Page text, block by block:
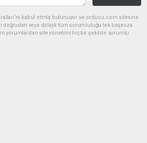
kabul etmiş bulunuyor ve orducu.com sitesine
doğrudan veya dolaylı tüm sorumluluğu tek başınıza
yorumlardan site yönetimi hiçbir şekilde sorumlu